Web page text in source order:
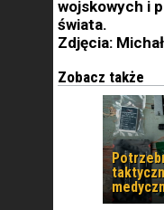
wojskowych i
świata.
Zdjęcia:
Zobacz także